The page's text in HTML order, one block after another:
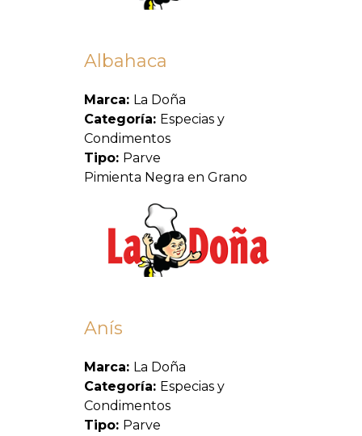
Albahaca
Marca: La Doña
Categoría: Especias y
Condimentos
Tipo: Parve
Pimienta Negra en Grano
Anís
Marca: La Doña
Categoría: Especias y
Condimentos
Tipo: Parve